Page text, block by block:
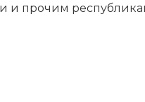
и прочим